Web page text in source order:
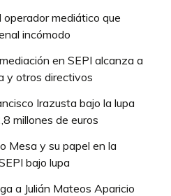
mediático que
incómodo
en SEPI alcanza a
y otros directivos
Irazusta bajo la lupa
millones de euros
Mesa y su papel en la
bajo lupa
a Julián Mateos Aparicio